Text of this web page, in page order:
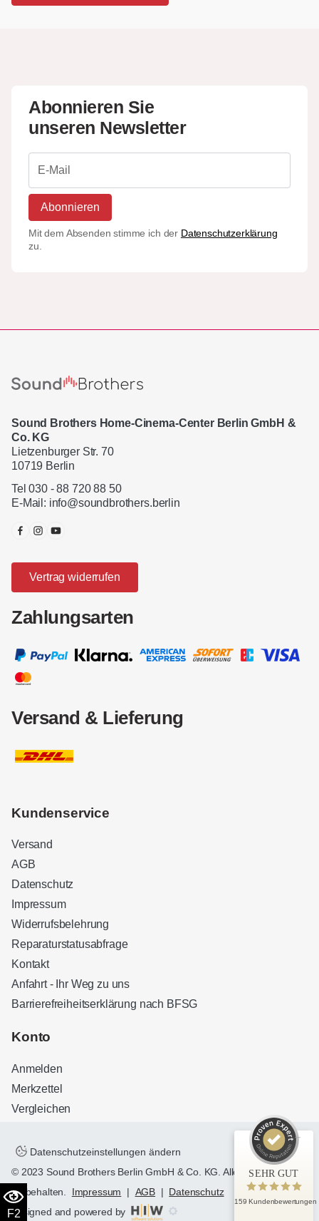
F2
Abonnieren Sie
unseren Newsletter
Abonnieren
Mit dem Absenden stimme ich der Datenschutzerklärung
zu.
Sound Brothers Home-Cinema-Center Berlin GmbH &
Co. KG
Lietzenburger Str. 70
10719 Berlin
Tel 030 - 88 720 88 50
E-Mail: info@soundbrothers.berlin
Vertrag widerrufen
Zahlungsarten
Versand & Lieferung
Kundenservice
Versand
AGB
Datenschutz
Impressum
Widerrufsbelehrung
Reparaturstatusabfrage
Kontakt
Anfahrt - Ihr Weg zu uns
Barrierefreiheitserklärung nach BFSG
Konto
Anmelden
Merkzettel
Vergleichen
Datenschutzeinstellungen ändern
© 2023 Sound Brothers Berlin GmbH & Co. KG. Alle Rechte
vorbehalten. Impressum | AGB | Datenschutz
designed and powered by
SEHR GUT
159 Kundenbewertungen
Kundenbewertungen und Erfahrungen zu
32
Bewertungen auf
ProvenExpert.com
Blick aufs ProvenExpert-Profil werfen